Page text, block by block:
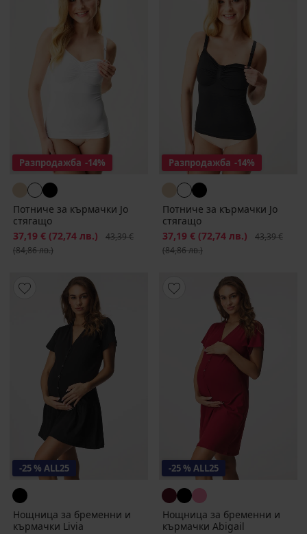
Разпродажба -14%
Потниче за кърмачки Jo
стягащо
Намаление
37,19 € (72,74 лв.) Първоначална цена
43,39 €
(84,86 лв.)
Разпродажба -14%
Потниче за кърмачки Jo
стягащо
Намаление
37,19 € (72,74 лв.)
43,39 €
(84,86 лв.)
-25 % ALL25
Нощница за бременни и
кърмачки Livia
-25 % ALL25
Нощница за бременни и
кърмачки Abigail